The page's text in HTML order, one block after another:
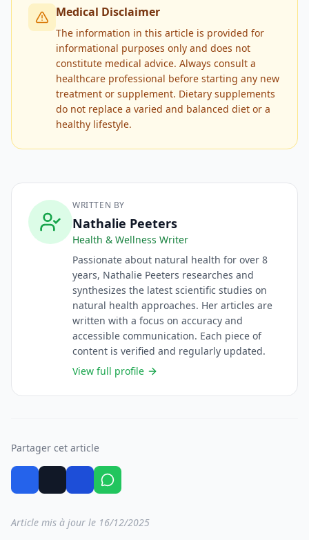
Medical Disclaimer
The information in this article is provided for
informational purposes only and does not
constitute medical advice. Always consult a
healthcare professional before starting any new
treatment or supplement. Dietary supplements
do not replace a varied and balanced diet or a
healthy lifestyle.
WRITTEN BY
Nathalie Peeters
Health & Wellness Writer
Passionate about natural health for over 8
years, Nathalie Peeters researches and
synthesizes the latest scientific studies on
natural health approaches. Her articles are
written with a focus on accuracy and
accessible communication. Each piece of
content is verified and regularly updated.
View full profile
Partager cet article
Article mis à jour le 16/12/2025